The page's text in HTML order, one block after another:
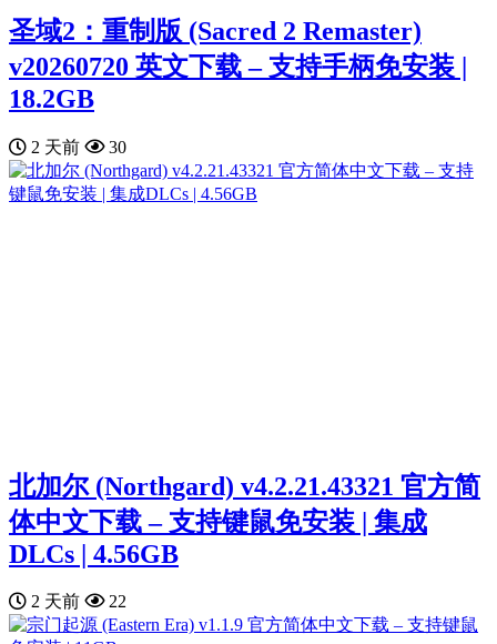
圣域2：重制版 (Sacred 2 Remaster)
v20260720 英文下载 – 支持手柄免安装 |
18.2GB
2 天前 30
北加尔 (Northgard) v4.2.21.43321 官方简
体中文下载 – 支持键鼠免安装 | 集成
DLCs | 4.56GB
2 天前 22